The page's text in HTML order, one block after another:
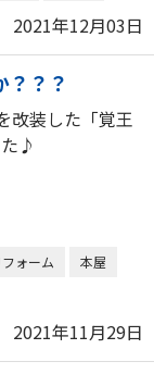
2021年12月03日
？？？
改装した「覚王
♪
フォーム
本屋
2021年11月29日